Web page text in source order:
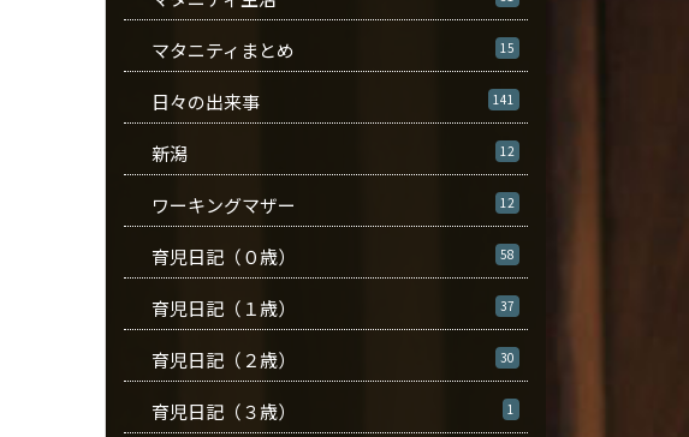
マタニティまとめ 15
日々の出来事 141
新潟 12
ワーキングマザー 12
育児日記（０歳） 58
育児日記（１歳） 37
育児日記（２歳） 30
育児日記（３歳） 1